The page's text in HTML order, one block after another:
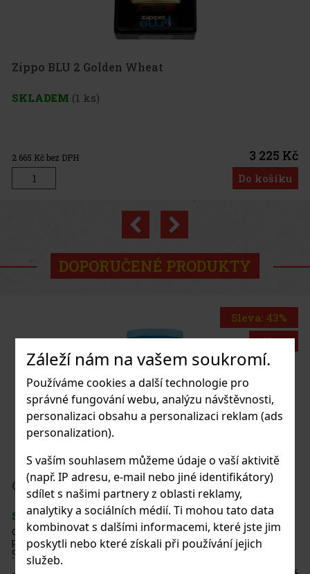
Záleží nám na vašem soukromí.
Používáme cookies a další technologie pro
správné fungování webu, analýzu návštěvnosti,
personalizaci obsahu a personalizaci reklam (ads
personalization).
S vaším souhlasem můžeme údaje o vaší aktivitě
(např. IP adresu, e-mail nebo jiné identifikátory)
sdílet s našimi partnery z oblasti reklamy,
analytiky a sociálních médií. Ti mohou tato data
kombinovat s dalšími informacemi, které jste jim
poskytli nebo které získali při používání jejich
služeb.
BLU 2 Golden Wheat
(1 ks)
Kč bez DPH 3 225 Kč
Do košíku
BLU 2 Fleetwood
(2 ks)
Kč bez DPH 4 975 Kč
Do košíku
Previous
DOPORUČENÉ PRODUKTY
Sleva: 43%
Akce
Peppermint dražé dóza 64 g
(> 5 ks)
Peppermint jsou dražé bez cukru s intenzivní mátovou
která zajišťuje dlouhotrvající svěžest dechu. Praktická
46 kusy s uzavíratelným víčkem je ideální do auta,
i na cesty, takže budete mít žvýkačky vždy po ruce. Žvý